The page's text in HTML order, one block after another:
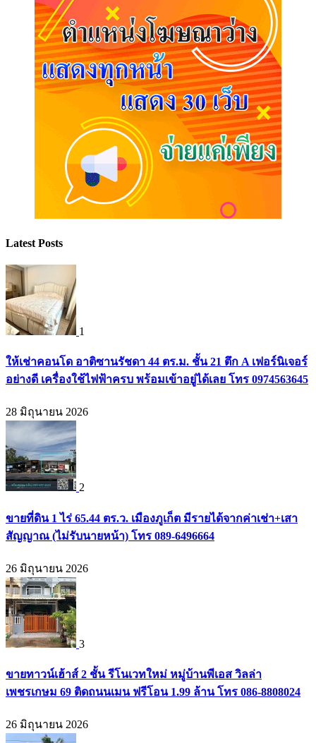
Latest Posts
1
ให้เช่าคอนโด อาติซานรัชดา 44 ตร.ม. ชั้น 21 ตึก A เฟอร์นิเจอร์
อย่างดี เครื่องใช้ไฟฟ้าครบ พร้อมเข้าอยู่ได้เลย โทร 0974563645
28 มิถุนายน 2026
2
ขายที่ดิน 1 ไร่ 65.44 ตร.ว. เมืองภูเก็ต มีรายได้จากค่าเช่า+เสา
สัญญาณ (ไม่รับนายหน้า) โทร 089-6496664
26 มิถุนายน 2026
3
ขายทาวน์เฮ้าส์ 2 ชั้น รีโนเวทใหม่ หมู่บ้านพีเอส วิลล่า
เพชรเกษม 69 ติดถนนเมน ฟรีโอน 1.99 ล้าน โทร 086-8808024
26 มิถุนายน 2026